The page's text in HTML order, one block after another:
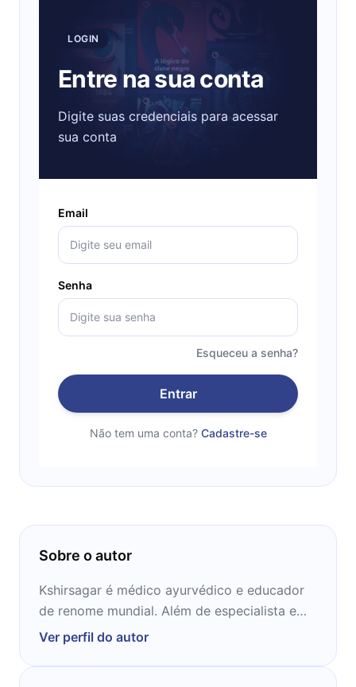
LOGIN
Entre na sua conta
Digite suas credenciais para acessar
sua conta
Email
Senha
Esqueceu a senha?
Entrar
Não tem uma conta? Cadastre-se
Sobre o autor
Kshirsagar é médico ayurvédico e educador
de renome mundial. Além de especialista e
assessor do Chopra Center, integra o corpo
Ver perfil do autor